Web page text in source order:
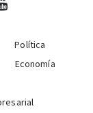
Política
Economía